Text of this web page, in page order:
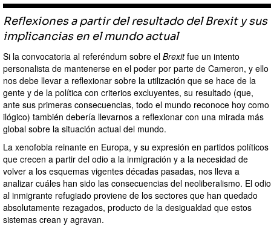
Reflexiones a partir del resultado del Brexit y sus
implicancias en el mundo actual
Si la convocatoria al referéndum sobre el Brexitfue un intento
personalista de mantenerse en el poder por parte de Cameron, y ello
nos debe llevar a reflexionar sobre la utilización que se hace de la
gente y de la política con criterios excluyentes, su resultado (que,
ante sus primeras consecuencias, todo el mundo reconoce hoy como
ilógico) también debería llevarnos a reflexionar con una mirada más
global sobre la situación actual del mundo.
La xenofobia reinante en Europa, y su expresión en partidos políticos
que crecen a partir del odio a la inmigración y a la necesidad de
volver a los esquemas vigentes décadas pasadas, nos lleva a
analizar cuáles han sido las consecuencias del neoliberalismo. El odio
al inmigrante refugiado proviene de los sectores que han quedado
absolutamente rezagados, producto de la desigualdad que estos
sistemas crean y agravan.